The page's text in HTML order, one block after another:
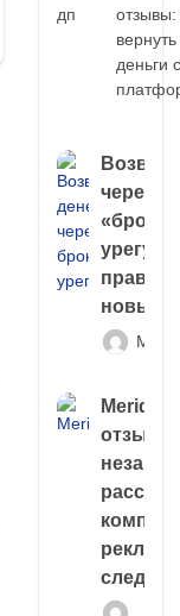
дп
отзывы:
вернуть
деньги с
через
правда
новый
следа